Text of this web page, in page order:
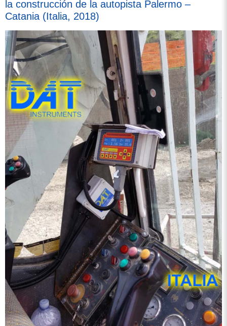
la construcción de la autopista Palermo –
Catania (Italia, 2018)